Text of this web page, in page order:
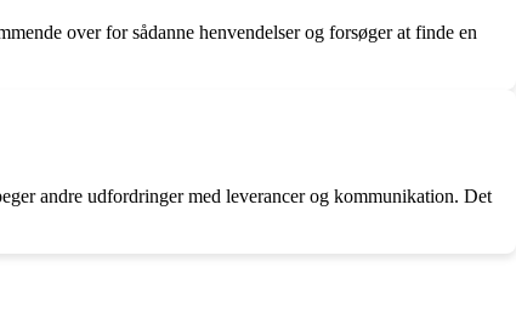
over for sådanne henvendelser og forsøger at finde en
andre udfordringer med leverancer og kommunikation. Det